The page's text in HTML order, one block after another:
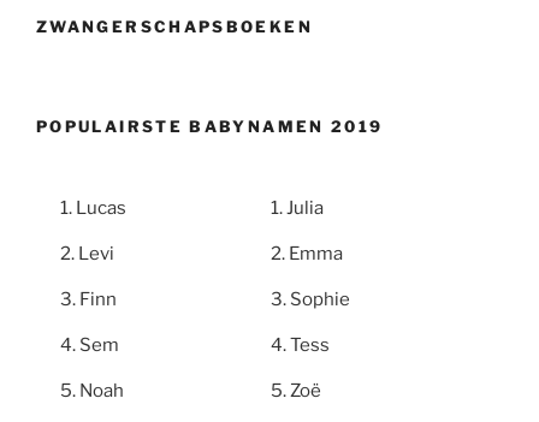
ZWANGERSCHAPSBOEKEN
POPULAIRSTE BABYNAMEN 2019
Lucas
Levi
Finn
Sem
Noah
Julia
Emma
Sophie
Tess
Zoë